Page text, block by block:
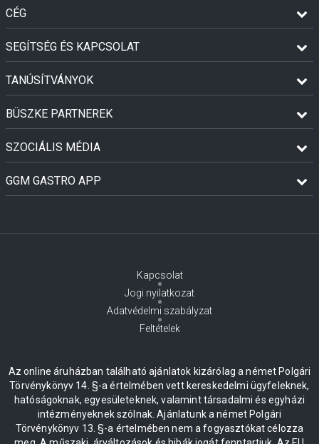
CÉG
SEGÍTSÉG ÉS KAPCSOLAT
TANÚSÍTVÁNYOK
BÜSZKE PARTNEREK
SZOCIÁLIS MÉDIA
GGM GASTRO APP
Kapcsolat
Jogi nyilatkozat
Adatvédelmi szabályzat
Feltételek
Az online áruházban található ajánlatok kizárólag a német Polgári
Törvénykönyv 14. §-a értelmében vett kereskedelmi ügyfeleknek,
hatóságoknak, egyesületeknek, valamint társadalmi és egyházi
intézményeknek szólnak. Ajánlatunk a német Polgári
Törvénykönyv 13. §-a értelmében nem a fogyasztókat célozza